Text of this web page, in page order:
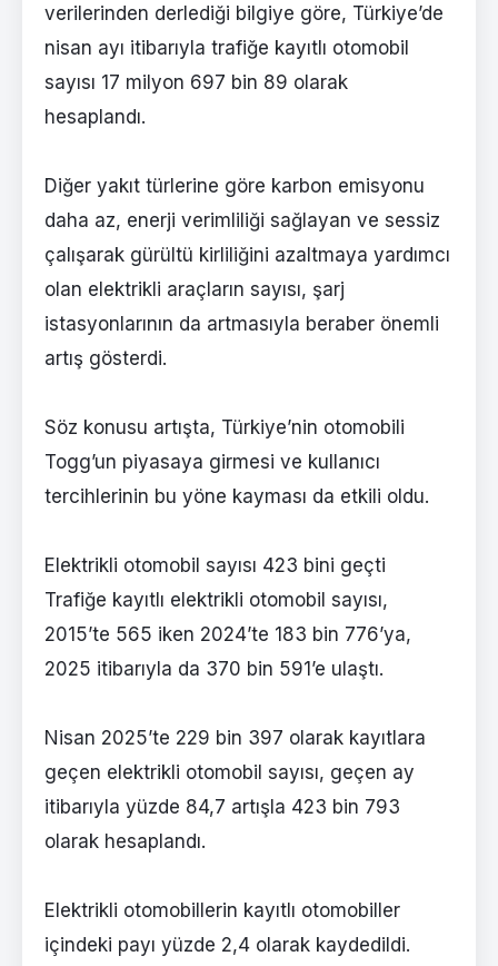
verilerinden derlediği bilgiye göre, Türkiye’de
nisan ayı itibarıyla trafiğe kayıtlı otomobil
sayısı 17 milyon 697 bin 89 olarak
hesaplandı.
Diğer yakıt türlerine göre karbon emisyonu
daha az, enerji verimliliği sağlayan ve sessiz
çalışarak gürültü kirliliğini azaltmaya yardımcı
olan elektrikli araçların sayısı, şarj
istasyonlarının da artmasıyla beraber önemli
artış gösterdi.
Söz konusu artışta, Türkiye’nin otomobili
Togg’un piyasaya girmesi ve kullanıcı
tercihlerinin bu yöne kayması da etkili oldu.
Elektrikli otomobil sayısı 423 bini geçti
Trafiğe kayıtlı elektrikli otomobil sayısı,
2015’te 565 iken 2024’te 183 bin 776’ya,
2025 itibarıyla da 370 bin 591’e ulaştı.
Nisan 2025’te 229 bin 397 olarak kayıtlara
geçen elektrikli otomobil sayısı, geçen ay
itibarıyla yüzde 84,7 artışla 423 bin 793
olarak hesaplandı.
Elektrikli otomobillerin kayıtlı otomobiller
içindeki payı yüzde 2,4 olarak kaydedildi.